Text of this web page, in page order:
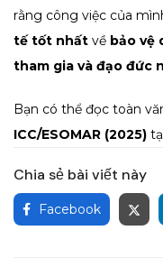
rằng công việc của
tế tốt nhất về bảo vệ
tham gia và đạo đức
Bạn có thể đọc toàn
ICC/ESOMAR (2025)
Chia sẻ bài viết này
Facebook